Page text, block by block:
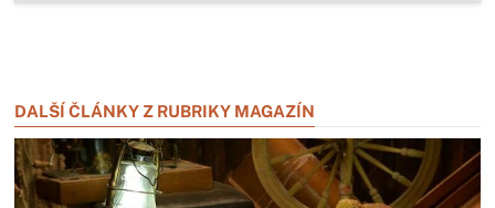
DALŠÍ ČLÁNKY Z RUBRIKY MAGAZÍN